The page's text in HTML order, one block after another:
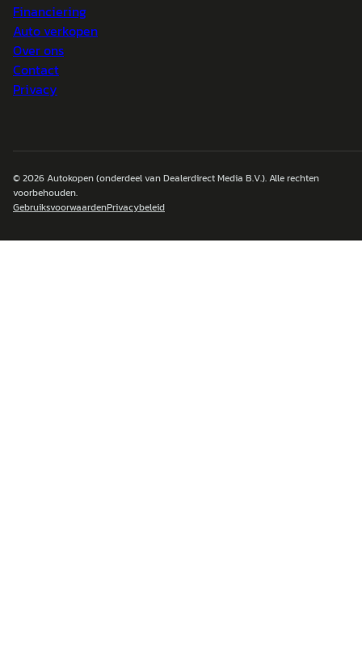
Financiering
Auto verkopen
Over ons
Contact
Privacy
© 2026Autokopen(onderdeel van Dealerdirect Media B.V.). Alle rechten
voorbehouden.
GebruiksvoorwaardenPrivacybeleid